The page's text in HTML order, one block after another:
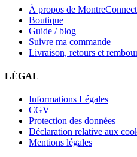
À propos de
Boutique
Guide / blog
Suivre ma commande
Livraison, retours et
LÉGAL
Informations Légales
CGV
Protection des données
Déclaration relative aux
Mentions légales